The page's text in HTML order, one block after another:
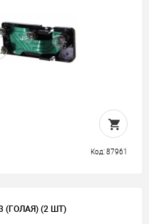
Код: 87961
(ГОЛАЯ) (2 ШТ)